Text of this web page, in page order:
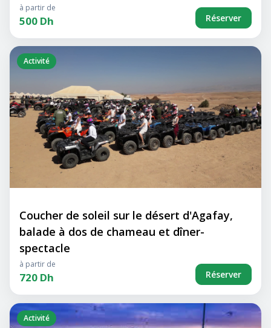
à partir de
500 Dh Réserver
Activité
Coucher de soleil sur le désert d'Agafay,
balade à dos de chameau et dîner-
spectacle
à partir de
720 Dh Réserver
Activité